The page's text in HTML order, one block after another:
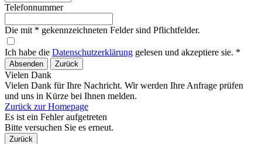
Telefonnummer
Die mit * gekennzeichneten Felder sind Pflichtfelder.
Ich habe die Datenschutzerklärung gelesen und akzeptiere sie. *
Absenden Zurück
Vielen Dank
Vielen Dank für Ihre Nachricht. Wir werden Ihre Anfrage prüfen
und uns in Kürze bei Ihnen melden.
Zurück zur Homepage
Es ist ein Fehler aufgetreten
Bitte versuchen Sie es erneut.
Zurück